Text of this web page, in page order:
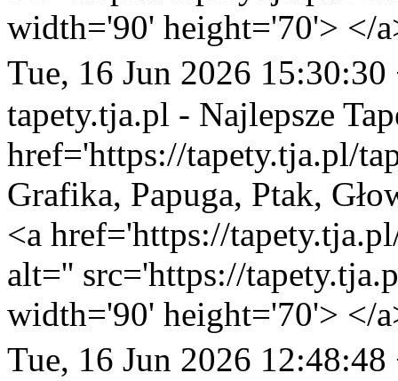
width='90' height='70'> </
Tue, 16 Jun 2026 15:30:30
tapety.tja.pl - Najlepsze
href='https://tapety.tja.pl/
Grafika, Papuga, Ptak,
<a href='https://
alt='' src='https://
width='90' height='70'> </
Tue, 16 Jun 2026 12:48:48